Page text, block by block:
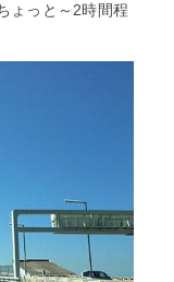
ょっと～2時間程